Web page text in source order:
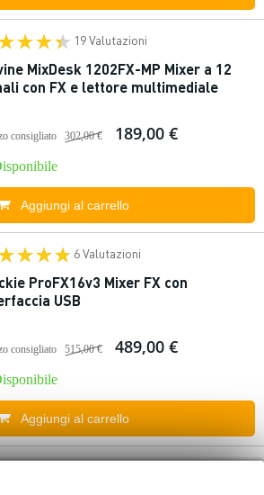
19 Valutazioni
MixDesk 1202FX-MP Mixer a 12
con FX e lettore multimediale
consigliato 302,00 € 189,00 €
Aggiungi al carrello
6 Valutazioni
ProFX16v3 Mixer FX con
USB
consigliato 515,00 € 489,00 €
Aggiungi al carrello
4 Valutazioni